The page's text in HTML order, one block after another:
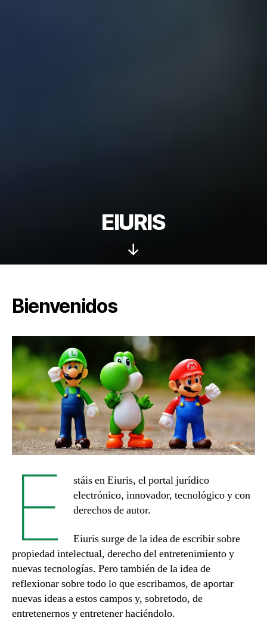
EIURIS
Scroll
hacia
Bienvenidos
E
stáis en Eiuris, el portal jurídico
electrónico, innovador, tecnológico y con
derechos de autor.
Eiuris surge de la idea de escribir sobre
propiedad intelectual, derecho del entretenimiento y
nuevas tecnologías. Pero también de la idea de
reflexionar sobre todo lo que escribamos, de aportar
nuevas ideas a estos campos y, sobretodo, de
entretenernos y entretener haciéndolo.